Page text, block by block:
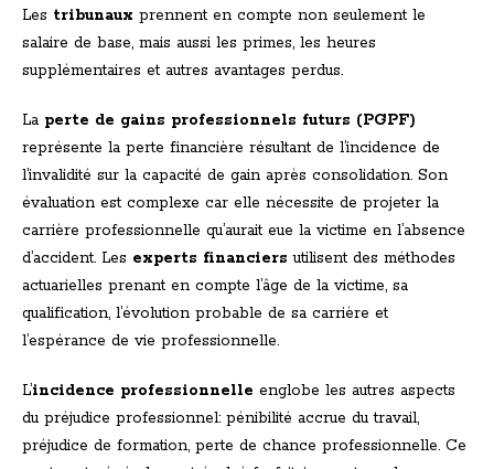
Les tribunaux prennent en compte non seulement le
salaire de base, mais aussi les primes, les heures
supplémentaires et autres avantages perdus.
La perte de gains professionnels futurs (PGPF)
représente la perte financière résultant de l’incidence de
l’invalidité sur la capacité de gain après consolidation. Son
évaluation est complexe car elle nécessite de projeter la
carrière professionnelle qu’aurait eue la victime en l’absence
d’accident. Les experts financiers utilisent des méthodes
actuarielles prenant en compte l’âge de la victime, sa
qualification, l’évolution probable de sa carrière et
l’espérance de vie professionnelle.
L’incidence professionnelle englobe les autres aspects
du préjudice professionnel: pénibilité accrue du travail,
préjudice de formation, perte de chance professionnelle. Ce